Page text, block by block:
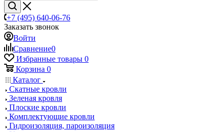
+7 (495) 640-06-76
Заказать звонок
Войти
Сравнение0
Избранные товары 0
Корзина 0
Каталог
Скатные кровли
Зеленая кровля
Плоские кровли
Комплектующие кровли
Гидроизоляция, пароизоляция